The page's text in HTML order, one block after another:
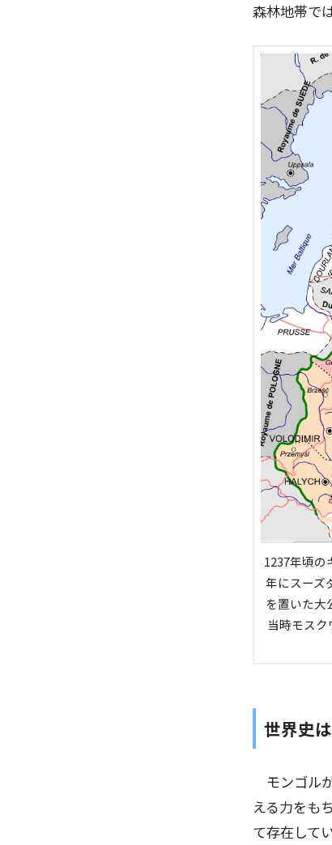
森林地帯で
1237年頃の
年にスーズ
を置いた大
当時モスク
世界史
モンゴル
える力をも
て存在して